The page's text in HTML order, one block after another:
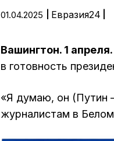
01.04.2025 Евразия24
Вашингтон. 1
в готовность
«Я думаю, он (Путин
журналистам в